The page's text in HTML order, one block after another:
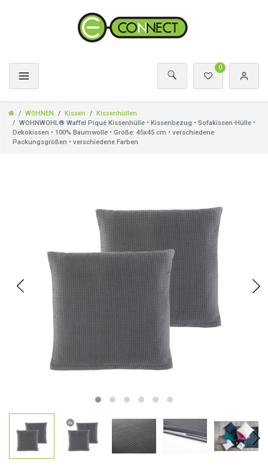
0
WOHNEN Kissen
Kissenhüllen
WOHNWOHL® Waffel Piqué Kissenhülle • Kissenbezug • Sofakissen-Hülle •
Dekokissen • 100% Baumwolle • Größe: 45x45 cm • verschiedene
Packungsgrößen • verschiedene Farben